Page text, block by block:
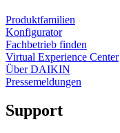
Produktfamilien
Konfigurator
Fachbetrieb finden
Virtual Experience Center
Über DAIKIN
Pressemeldungen
Support